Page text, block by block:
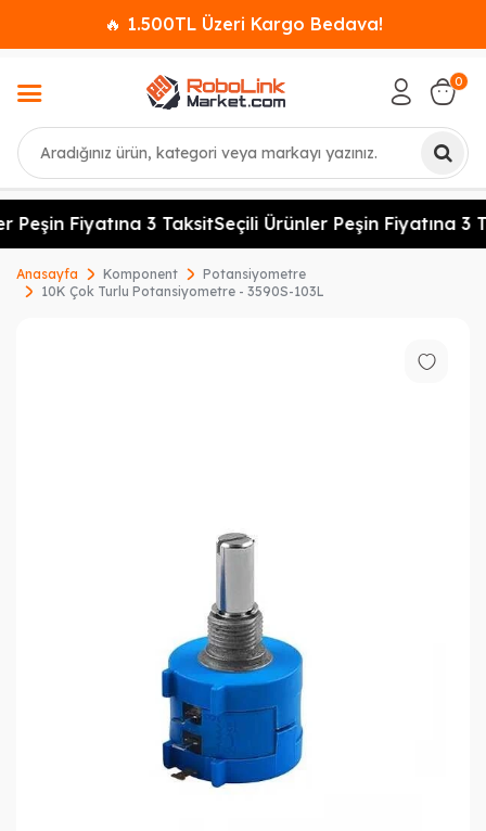
🔥 1.500TL Üzeri Kargo Bedava!
Ara
0
Peşin Fiyatına 3 TaksitSeçili Ürünler Peşin Fiyatına 3
Anasayfa Komponent
Potansiyometre
10K Çok Turlu Potansiyometre - 3590S-103L